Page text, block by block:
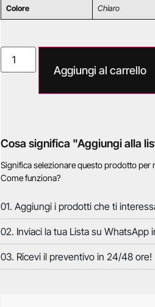
Colore Chiaro
Aggiungi al carrello
Cosa significa "Aggiungi alla
Significa selezionare questo prodotto
Come funziona?
01. Aggiungi i prodotti che ti
02. Inviaci la tua Lista su WhatsApp
03. Ricevi il preventivo in 24/48 ore!